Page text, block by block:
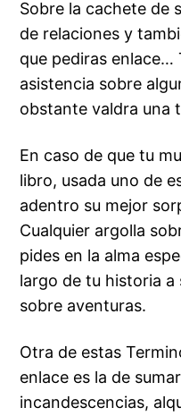
Sobre la cachete de
de relaciones y
que pediras enlace…
asistencia sobre
obstante valdra una
En caso de que tu
libro, usada uno de
adentro su mejor
Cualquier argolla
pides en la alma
largo de tu historia a
sobre aventuras.
Otra de estas
enlace es la de
incandescencias,